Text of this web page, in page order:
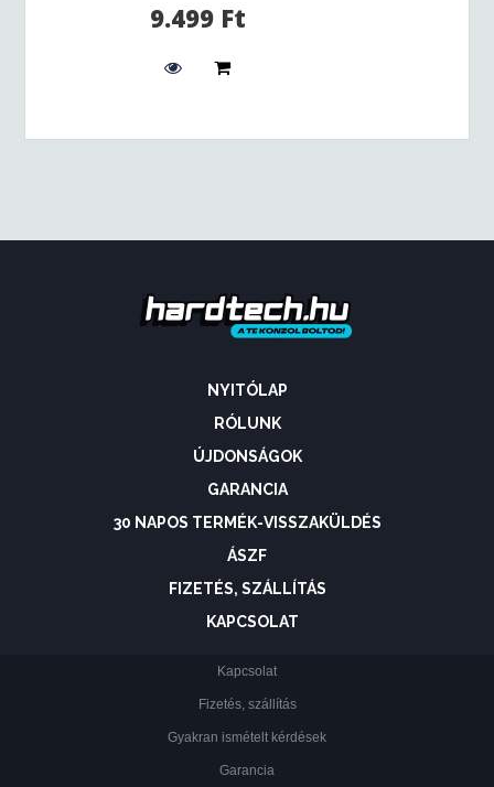
9.499 Ft
NYITÓLAP
RÓLUNK
ÚJDONSÁGOK
GARANCIA
30 NAPOS TERMÉK-VISSZAKÜLDÉS
ÁSZF
FIZETÉS, SZÁLLÍTÁS
KAPCSOLAT
Kapcsolat
Fizetés, szállítás
Gyakran ismételt kérdések
Garancia